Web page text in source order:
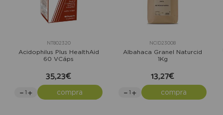
NT802320
Acidophilus Plus HealthAid
60 VCáps
35,23€
compra
NCID23008
Albahaca Granel Naturcid
1Kg
13,27€
compra